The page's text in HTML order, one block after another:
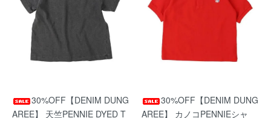
30%OFF【DENIM DUNG
AREE】 天竺PENNIE DYED T
30%OFF【DENIM DUNG
AREE】 カノコPENNIEシャ